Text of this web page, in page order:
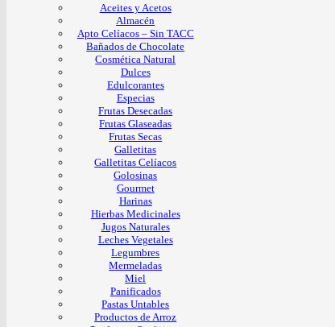
Aceites y Acetos
Almacén
Apto Celíacos – Sin TACC
Bañados de Chocolate
Cosmética Natural
Dulces
Edulcorantes
Especias
Frutas Desecadas
Frutas Glaseadas
Frutas Secas
Galletitas
Galletitas Celíacos
Golosinas
Gourmet
Harinas
Hierbas Medicinales
Jugos Naturales
Leches Vegetales
Legumbres
Mermeladas
Miel
Panificados
Pastas Untables
Productos de Arroz